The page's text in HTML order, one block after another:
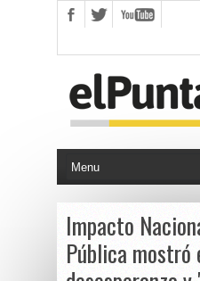
Impacto
Pública mostró